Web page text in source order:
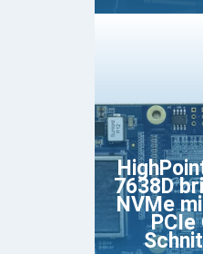
7638D
NVMe
PCIe